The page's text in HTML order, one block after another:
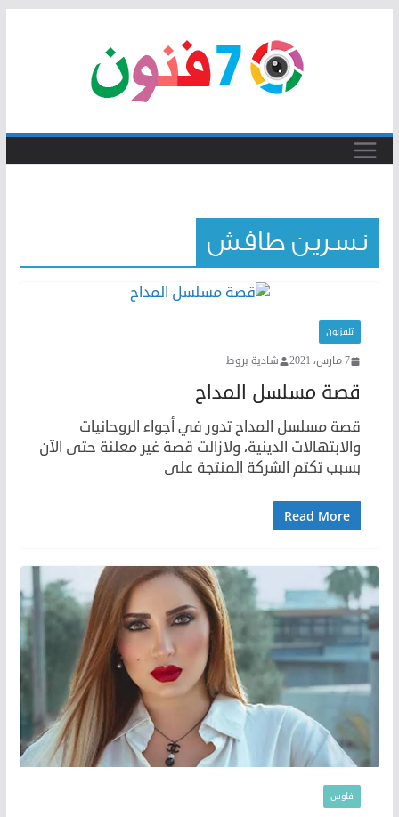
نسرين طافش
تلفزيون
7 مارس، 2021 شادية بروط
قصة مسلسل المداح
قصة مسلسل المداح تدور في أجواء الروحانيات
والابتهالات الدينية، ولازالت قصة غير معلنة حتى الآن
بسبب تكتم الشركة المنتجة على
Read More
فلوس